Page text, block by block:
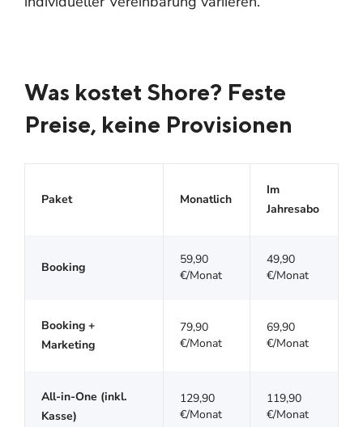
Was kostet Shore? Feste
Preise, keine Provisionen
Paket Monatlich
Im
Jahresabo
Booking
59,90
€/Monat
49,90
€/Monat
Booking +
Marketing
79,90
€/Monat
69,90
€/Monat
All-in-One (inkl.
Kasse)
129,90
€/Monat
119,90
€/Monat